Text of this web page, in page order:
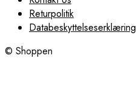
Returpolitik
Databeskyttelseserklæring
© Shoppen